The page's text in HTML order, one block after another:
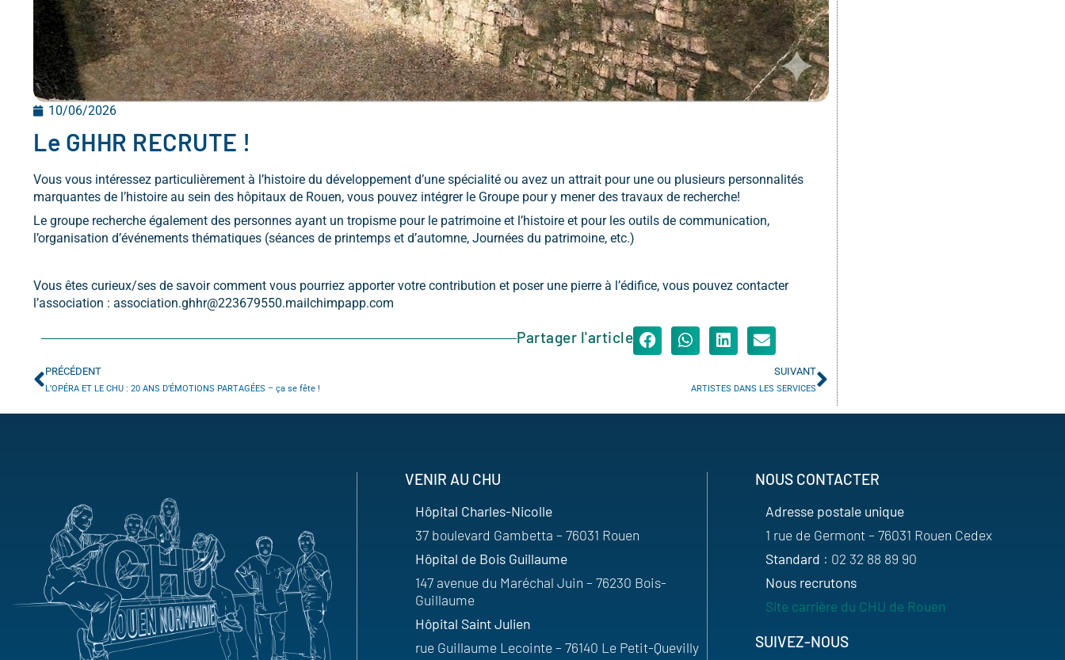
10/06/2026
Le GHHR RECRUTE !
Vous vous intéressez particulièrement à l’histoire du développement d’une spécialité ou avez un attrait pour une ou plusieurs personnalités
marquantes de l’histoire au sein des hôpitaux de Rouen, vous pouvez intégrer le Groupe pour y mener des travaux de recherche!
Le groupe recherche également des personnes ayant un tropisme pour le patrimoine et l’histoire et pour les outils de communication,
l’organisation d’événements thématiques (séances de printemps et d’automne, Journées du patrimoine, etc.)
Vous êtes curieux/ses de savoir comment vous pourriez apporter votre contribution et poser une pierre à l’édifice, vous pouvez contacter
l’association : association.ghhr@223679550.mailchimpapp.com
Partager l'article
PRÉCÉDENT
L’OPÉRA ET LE CHU : 20 ANS D’ÉMOTIONS PARTAGÉES – ça se fête !
SUIVANT
ARTISTES DANS LES SERVICES
VENIR AU CHU
Hôpital Charles-Nicolle
37 boulevard Gambetta – 76031 Rouen
Hôpital de Bois Guillaume
147 avenue du Maréchal Juin – 76230 Bois-
Guillaume
Hôpital Saint Julien
rue Guillaume Lecointe – 76140 Le Petit-Quevilly
NOUS CONTACTER
Adresse postale unique
1 rue de Germont – 76031 Rouen Cedex
Standard : 02 32 88 89 90
Nous recrutons
Site carrière du CHU de Rouen
SUIVEZ-NOUS